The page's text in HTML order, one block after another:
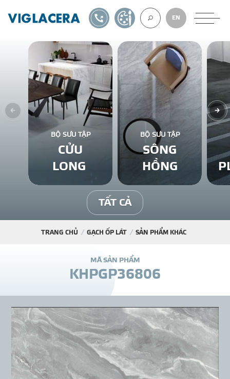
VỀ CHÚNG
GẠCH ỐP LÁT
BÊ TÔNG KHÍ
NGÓI LỢP
KÊNH PHÂN
THƯ
TIN SỰ KIỆN
EN
1900561582TỰ THIẾT KẾ
BỘ SƯU TẬP
CỬU
LONG
BỘ SƯU TẬP
SÔNG
HỒNG
TẤT CẢ
TRANG CHỦ GẠCH ỐP LÁT SẢN PHẨM KHÁC
MÃ SẢN PHẨM
KHPGP36806